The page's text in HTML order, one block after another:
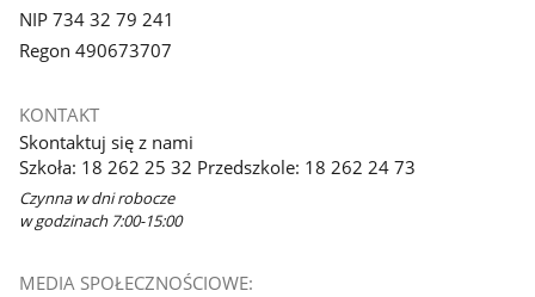
NIP 734 32 79 241
Regon 490673707
KONTAKT
Skontaktuj się z nami
Szkoła: 18 262 25 32 Przedszkole: 18 262 24 73
Czynna w dni robocze
w godzinach 7:00-15:00
MEDIA SPOŁECZNOŚCIOWE: